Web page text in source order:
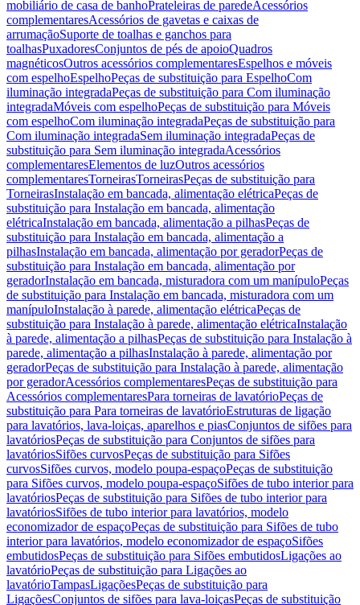
mobiliário de casa de banhoPrateleiras de paredeAcessórios
complementaresAcessórios de gavetas e caixas de
arrumaçãoSuporte de toalhas e ganchos para
toalhasPuxadoresConjuntos de pés de apoioQuadros
magnéticosOutros acessórios complementaresEspelhos e móveis
com espelhoEspelhoPeças de substituição para EspelhoCom
iluminação integradaPeças de substituição para Com iluminação
integradaMóveis com espelhoPeças de substituição para Móveis
com espelhoCom iluminação integradaPeças de substituição para
Com iluminação integradaSem iluminação integradaPeças de
substituição para Sem iluminação integradaAcessórios
complementaresElementos de luzOutros acessórios
complementaresTorneirasTorneirasPeças de substituição para
TorneirasInstalação em bancada, alimentação elétricaPeças de
substituição para Instalação em bancada, alimentação
elétricaInstalação em bancada, alimentação a pilhasPeças de
substituição para Instalação em bancada, alimentação a
pilhasInstalação em bancada, alimentação por geradorPeças de
substituição para Instalação em bancada, alimentação por
geradorInstalação em bancada, misturadora com um manípuloPeças
de substituição para Instalação em bancada, misturadora com um
manípuloInstalação à parede, alimentação elétricaPeças de
substituição para Instalação à parede, alimentação elétricaInstalação
à parede, alimentação a pilhasPeças de substituição para Instalação à
parede, alimentação a pilhasInstalação à parede, alimentação por
geradorPeças de substituição para Instalação à parede, alimentação
por geradorAcessórios complementaresPeças de substituição para
Acessórios complementaresPara torneiras de lavatórioPeças de
substituição para Para torneiras de lavatórioEstruturas de ligação
para lavatórios, lava-loiças, aparelhos e piasConjuntos de sifões para
lavatóriosPeças de substituição para Conjuntos de sifões para
lavatóriosSifões curvosPeças de substituição para Sifões
curvosSifões curvos, modelo poupa-espaçoPeças de substituição
para Sifões curvos, modelo poupa-espaçoSifões de tubo interior para
lavatóriosPeças de substituição para Sifões de tubo interior para
lavatóriosSifões de tubo interior para lavatórios, modelo
economizador de espaçoPeças de substituição para Sifões de tubo
interior para lavatórios, modelo economizador de espaçoSifões
embutidosPeças de substituição para Sifões embutidosLigações ao
lavatórioPeças de substituição para Ligações ao
lavatórioTampasLigaçõesPeças de substituição para
LigaçõesConjuntos de sifões para lava-loiçasPeças de substituição